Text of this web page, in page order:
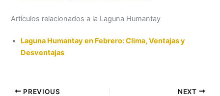
Artículos relacionados a la Laguna Humantay
Laguna Humantay en Febrero: Clima, Ventajas y
Desventajas
PREVIOUS NEXT